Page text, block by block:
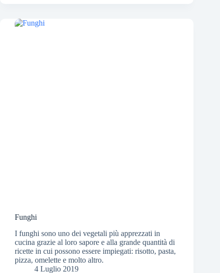
Funghi
I funghi sono uno dei vegetali più apprezzati in
cucina grazie al loro sapore e alla grande quantità di
ricette in cui possono essere impiegati: risotto, pasta,
pizza, omelette e molto altro.
4 Luglio 2019